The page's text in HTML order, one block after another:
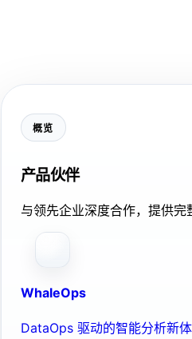
概览
产品伙伴
与领先企业深度合作，提供完
WhaleOps
DataOps 驱动的智能分析新